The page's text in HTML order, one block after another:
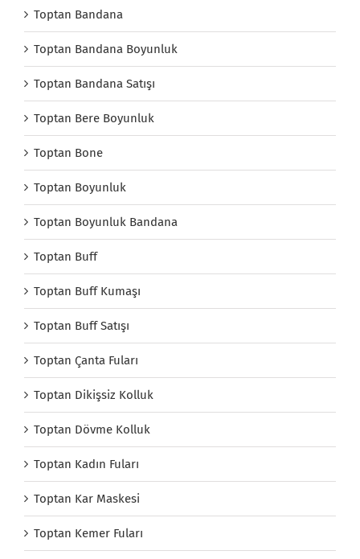
Toptan Bandana
Toptan Bandana Boyunluk
Toptan Bandana Satışı
Toptan Bere Boyunluk
Toptan Bone
Toptan Boyunluk
Toptan Boyunluk Bandana
Toptan Buff
Toptan Buff Kumaşı
Toptan Buff Satışı
Toptan Çanta Fuları
Toptan Dikişsiz Kolluk
Toptan Dövme Kolluk
Toptan Kadın Fuları
Toptan Kar Maskesi
Toptan Kemer Fuları